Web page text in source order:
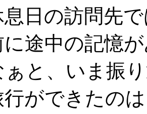
息日の訪問先
に途中の記憶
ぁと、いま振
ができたの